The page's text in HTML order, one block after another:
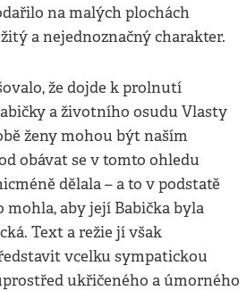
na malých plochách
a nejednoznačný charakter.
že dojde k prolnutí
a životního osudu Vlasty
ženy mohou být naším
obávat se v tomto ohledu
dělala – a to v podstatě
aby její Babička byla
Text a režie jí však
vcelku sympatickou
ukřičeného a úmorného